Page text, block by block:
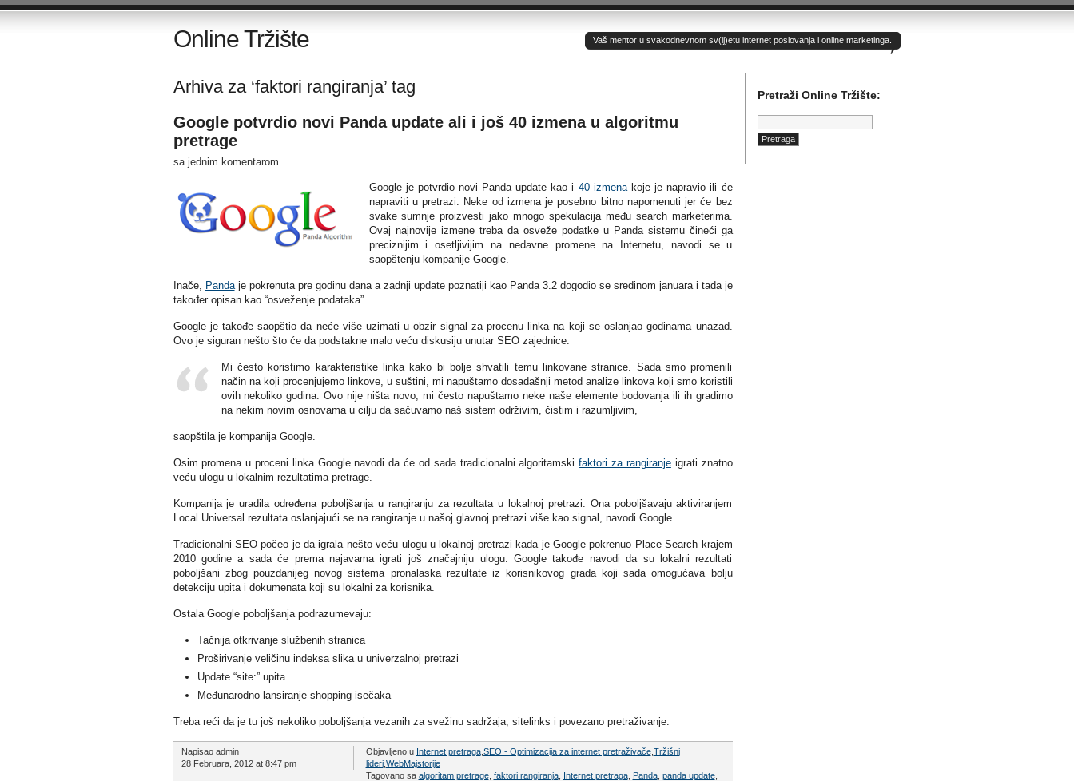
Online Tržište Vaš mentor u svakodnevnom sv(ij)etu internet poslovanja i online marketinga.
Arhiva za ‘faktori rangiranja’ tag
Google potvrdio novi Panda update ali i još 40 izmena u algoritmu
pretrage
sa jednim komentarom
Google je potvrdio novi Panda update kao i 40 izmenakoje je napravio ili će
napraviti u pretrazi. Neke od izmena je posebno bitno napomenuti jer će bez
svake sumnje proizvesti jako mnogo spekulacija među search marketerima.
Ovaj najnovije izmene treba da osveže podatke u Panda sistemu čineći ga
preciznijim i osetljivijim na nedavne promene na Internetu, navodi se u
saopštenju kompanije Google.
Inače, Pandaje pokrenuta pre godinu dana a zadnji update poznatiji kao Panda 3.2 dogodio se sredinom januara i tada je
također opisan kao “osveženje podataka”.
Google je takođe saopštio da neće više uzimati u obzir signal za procenu linka na koji se oslanjao godinama unazad.
Ovo je siguran nešto što će da podstakne malo veću diskusiju unutar SEO zajednice.
Mi često koristimo karakteristike linka kako bi bolje shvatili temu linkovane stranice. Sada smo promenili
način na koji procenjujemo linkove, u suštini, mi napuštamo dosadašnji metod analize linkova koji smo koristili
ovih nekoliko godina. Ovo nije ništa novo, mi često napuštamo neke naše elemente bodovanja ili ih gradimo
na nekim novim osnovama u cilju da sačuvamo naš sistem održivim, čistim i razumljivim,
saopštila je kompanija Google.
Osim promena u proceni linka Google navodi da će od sada tradicionalni algoritamskifaktori za rangiranjeigrati znatno
veću ulogu u lokalnim rezultatima pretrage.
Kompanija je uradila određena poboljšanja u rangiranju za rezultata u lokalnoj pretrazi. Ona poboljšavaju aktiviranjem
Local Universal rezultata oslanjajući se na rangiranje u našoj glavnoj pretrazi više kao signal, navodi Google.
Tradicionalni SEO počeo je da igrala nešto veću ulogu u lokalnoj pretrazi kada je Google pokrenuo Place Search krajem
2010 godine a sada će prema najavama igrati još značajniju ulogu. Google takođe navodi da su lokalni rezultati
poboljšani zbog pouzdanijeg novog sistema pronalaska rezultate iz korisnikovog grada koji sada omogućava bolju
detekciju upita i dokumenata koji su lokalni za korisnika.
Ostala Google poboljšanja podrazumevaju:
Tačnija otkrivanje službenih stranica
Proširivanje veličinu indeksa slika u univerzalnoj pretrazi
Update “site:” upita
Međunarodno lansiranje shopping isečaka
Treba reći da je tu još nekoliko poboljšanja vezanih za svežinu sadržaja, sitelinks i povezano pretraživanje.
Napisao admin
28 Februara, 2012 at 8:47 pm
Objavljeno u Internet pretraga, SEO - Optimizacija za internet pretraživače, Tržišni
lideri, WebMajstorije
Tagovano sa algoritam pretrage, faktori rangiranja, Internet pretraga, Panda, panda update,
Pretraži Online Tržište:
Pretraga: